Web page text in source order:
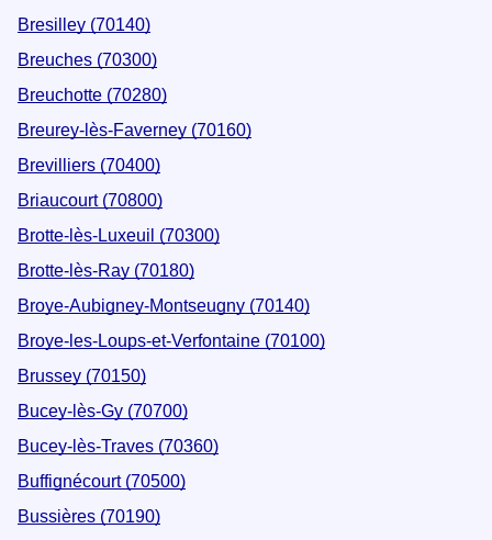
Bresilley (70140)
Breuches (70300)
Breuchotte (70280)
Breurey-lès-Faverney (70160)
Brevilliers (70400)
Briaucourt (70800)
Brotte-lès-Luxeuil (70300)
Brotte-lès-Ray (70180)
Broye-Aubigney-Montseugny (70140)
Broye-les-Loups-et-Verfontaine (70100)
Brussey (70150)
Bucey-lès-Gy (70700)
Bucey-lès-Traves (70360)
Buffignécourt (70500)
Bussières (70190)